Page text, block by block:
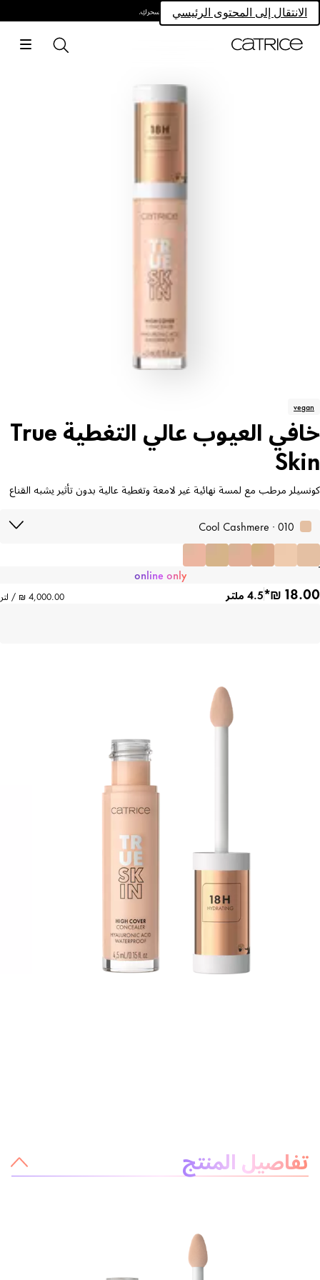
الانتقال إلى المحتوى الرئيسيامتلكي سحركِ.
vegan
خافي العيوب عالي التغطية True
Skin
كونسيلر مرطب مع لمسة نهائية غير لامعة وتغطية عالية بدون تأثير يشبه القناع
010 · Cool Cashmere
online only
4.5 ملتر
تفاصيل المنتج